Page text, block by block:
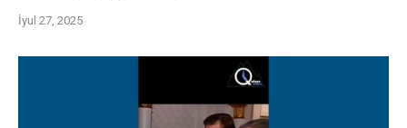
İyul 27, 2025